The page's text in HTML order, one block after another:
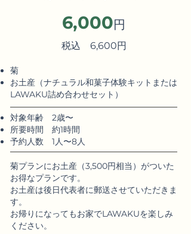
6,000円
税込 6,600円
菊
​​お土産 （ナチュラル和菓子体験キットまたは
LAWAKU詰め合わせセット）
​対象年齢 2歳〜
​所要時間 約1時間
予約人数 1人〜8人
菊プランにお土産（3,500円相当）がついた
お得なプランです。
お土産は後日代表者に郵送させていただきま
す。
​お帰りになってもお家でLAWAKUを楽しみ
ください。